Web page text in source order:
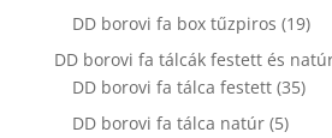
DD borovi fa box tűzpiros 1919
DD borovi fa tálcák festett és
DD borovi fa tálca festett 3535
DD borovi fa tálca natúr 55